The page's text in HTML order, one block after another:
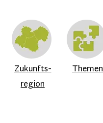
Zukunfts-
region
Themen